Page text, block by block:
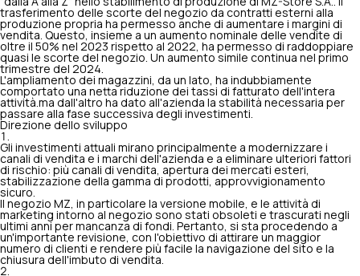
trasferimento delle scorte del negozio da contratti esterni alla
produzione propria ha permesso anche di aumentare i margini di
vendita. Questo, insieme a un aumento nominale delle vendite di
oltre il 50% nel 2023 rispetto al 2022, ha permesso di raddoppiare
quasi le scorte del negozio. Un aumento simile continua nel primo
trimestre del 2024.
L'ampliamento dei magazzini, da un lato, ha indubbiamente
comportato una netta riduzione dei tassi di fatturato dell'intera
attività.ma dall'altro ha dato all'azienda la stabilità necessaria per
passare alla fase successiva degli investimenti.
Direzione dello sviluppo
Gli investimenti attuali mirano principalmente a modernizzare i
canali di vendita e i marchi dell'azienda e a eliminare ulteriori fattori
di rischio: più canali di vendita, apertura dei mercati esteri,
stabilizzazione della gamma di prodotti, approvvigionamento
sicuro.
Il negozio MZ, in particolare la versione mobile, e le attività di
marketing intorno al negozio sono stati obsoleti e trascurati negli
ultimi anni per mancanza di fondi. Pertanto, si sta procedendo a
un'importante revisione, con l'obiettivo di attirare un maggior
numero di clienti e rendere più facile la navigazione del sito e la
chiusura dell'imbuto di vendita.